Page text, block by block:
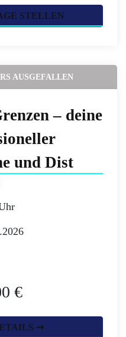
STELLEN
AUSGEFALLEN
– deine
und Dist
€
➞